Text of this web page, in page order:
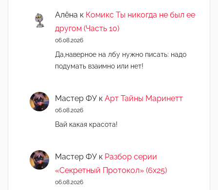
Алёна к Комикс Ты никогда не был ее
другом (Часть 10)
06.08.2026
Да,наверное на лбу нужно писать: надо
подумать взаимно или нет!
Мастер ФУ к Арт Тайны Маринетт
06.08.2026
Вай какая красота!
Мастер ФУ к Разбор серии
«Секретный Протокол» (6х25)
06.08.2026